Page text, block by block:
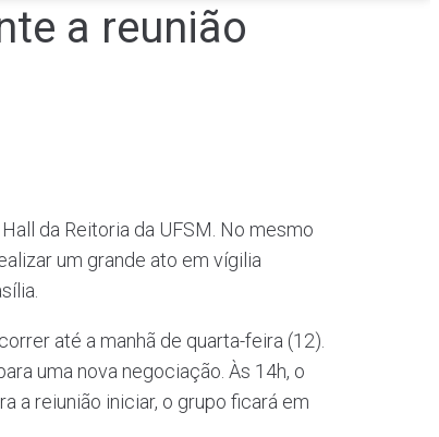
a reunião
da Reitoria da UFSM. No mesmo
um grande ato em vígilia
até a manhã de quarta-feira (12).
uma nova negociação. Às 14h, o
a reiunião iniciar, o grupo ficará em